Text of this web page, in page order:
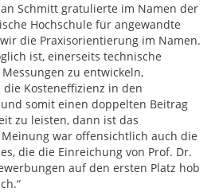
Schmitt gratulierte im Namen der
Hochschule für angewandte
die Praxisorientierung im Namen.
ist, einerseits technische
zu entwickeln,
Kosteneffizienz in den
somit einen doppelten Beitrag
zu leisten, dann ist das
war offensichtlich auch die
die die Einreichung von Prof. Dr.
auf den ersten Platz hob